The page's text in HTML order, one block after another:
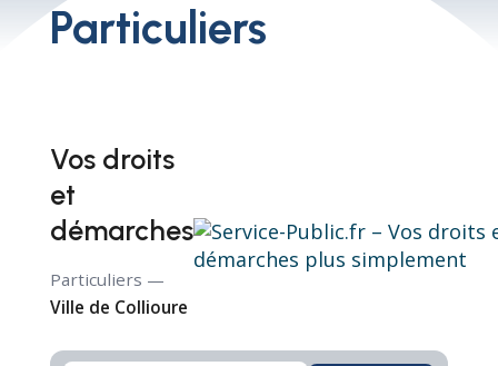
Particuliers
Vos droits
et
démarches
Particuliers —
Ville de Collioure